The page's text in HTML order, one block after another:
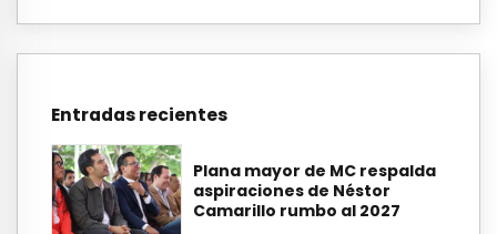
Entradas recientes
Plana mayor de MC respalda
aspiraciones de Néstor
Camarillo rumbo al 2027